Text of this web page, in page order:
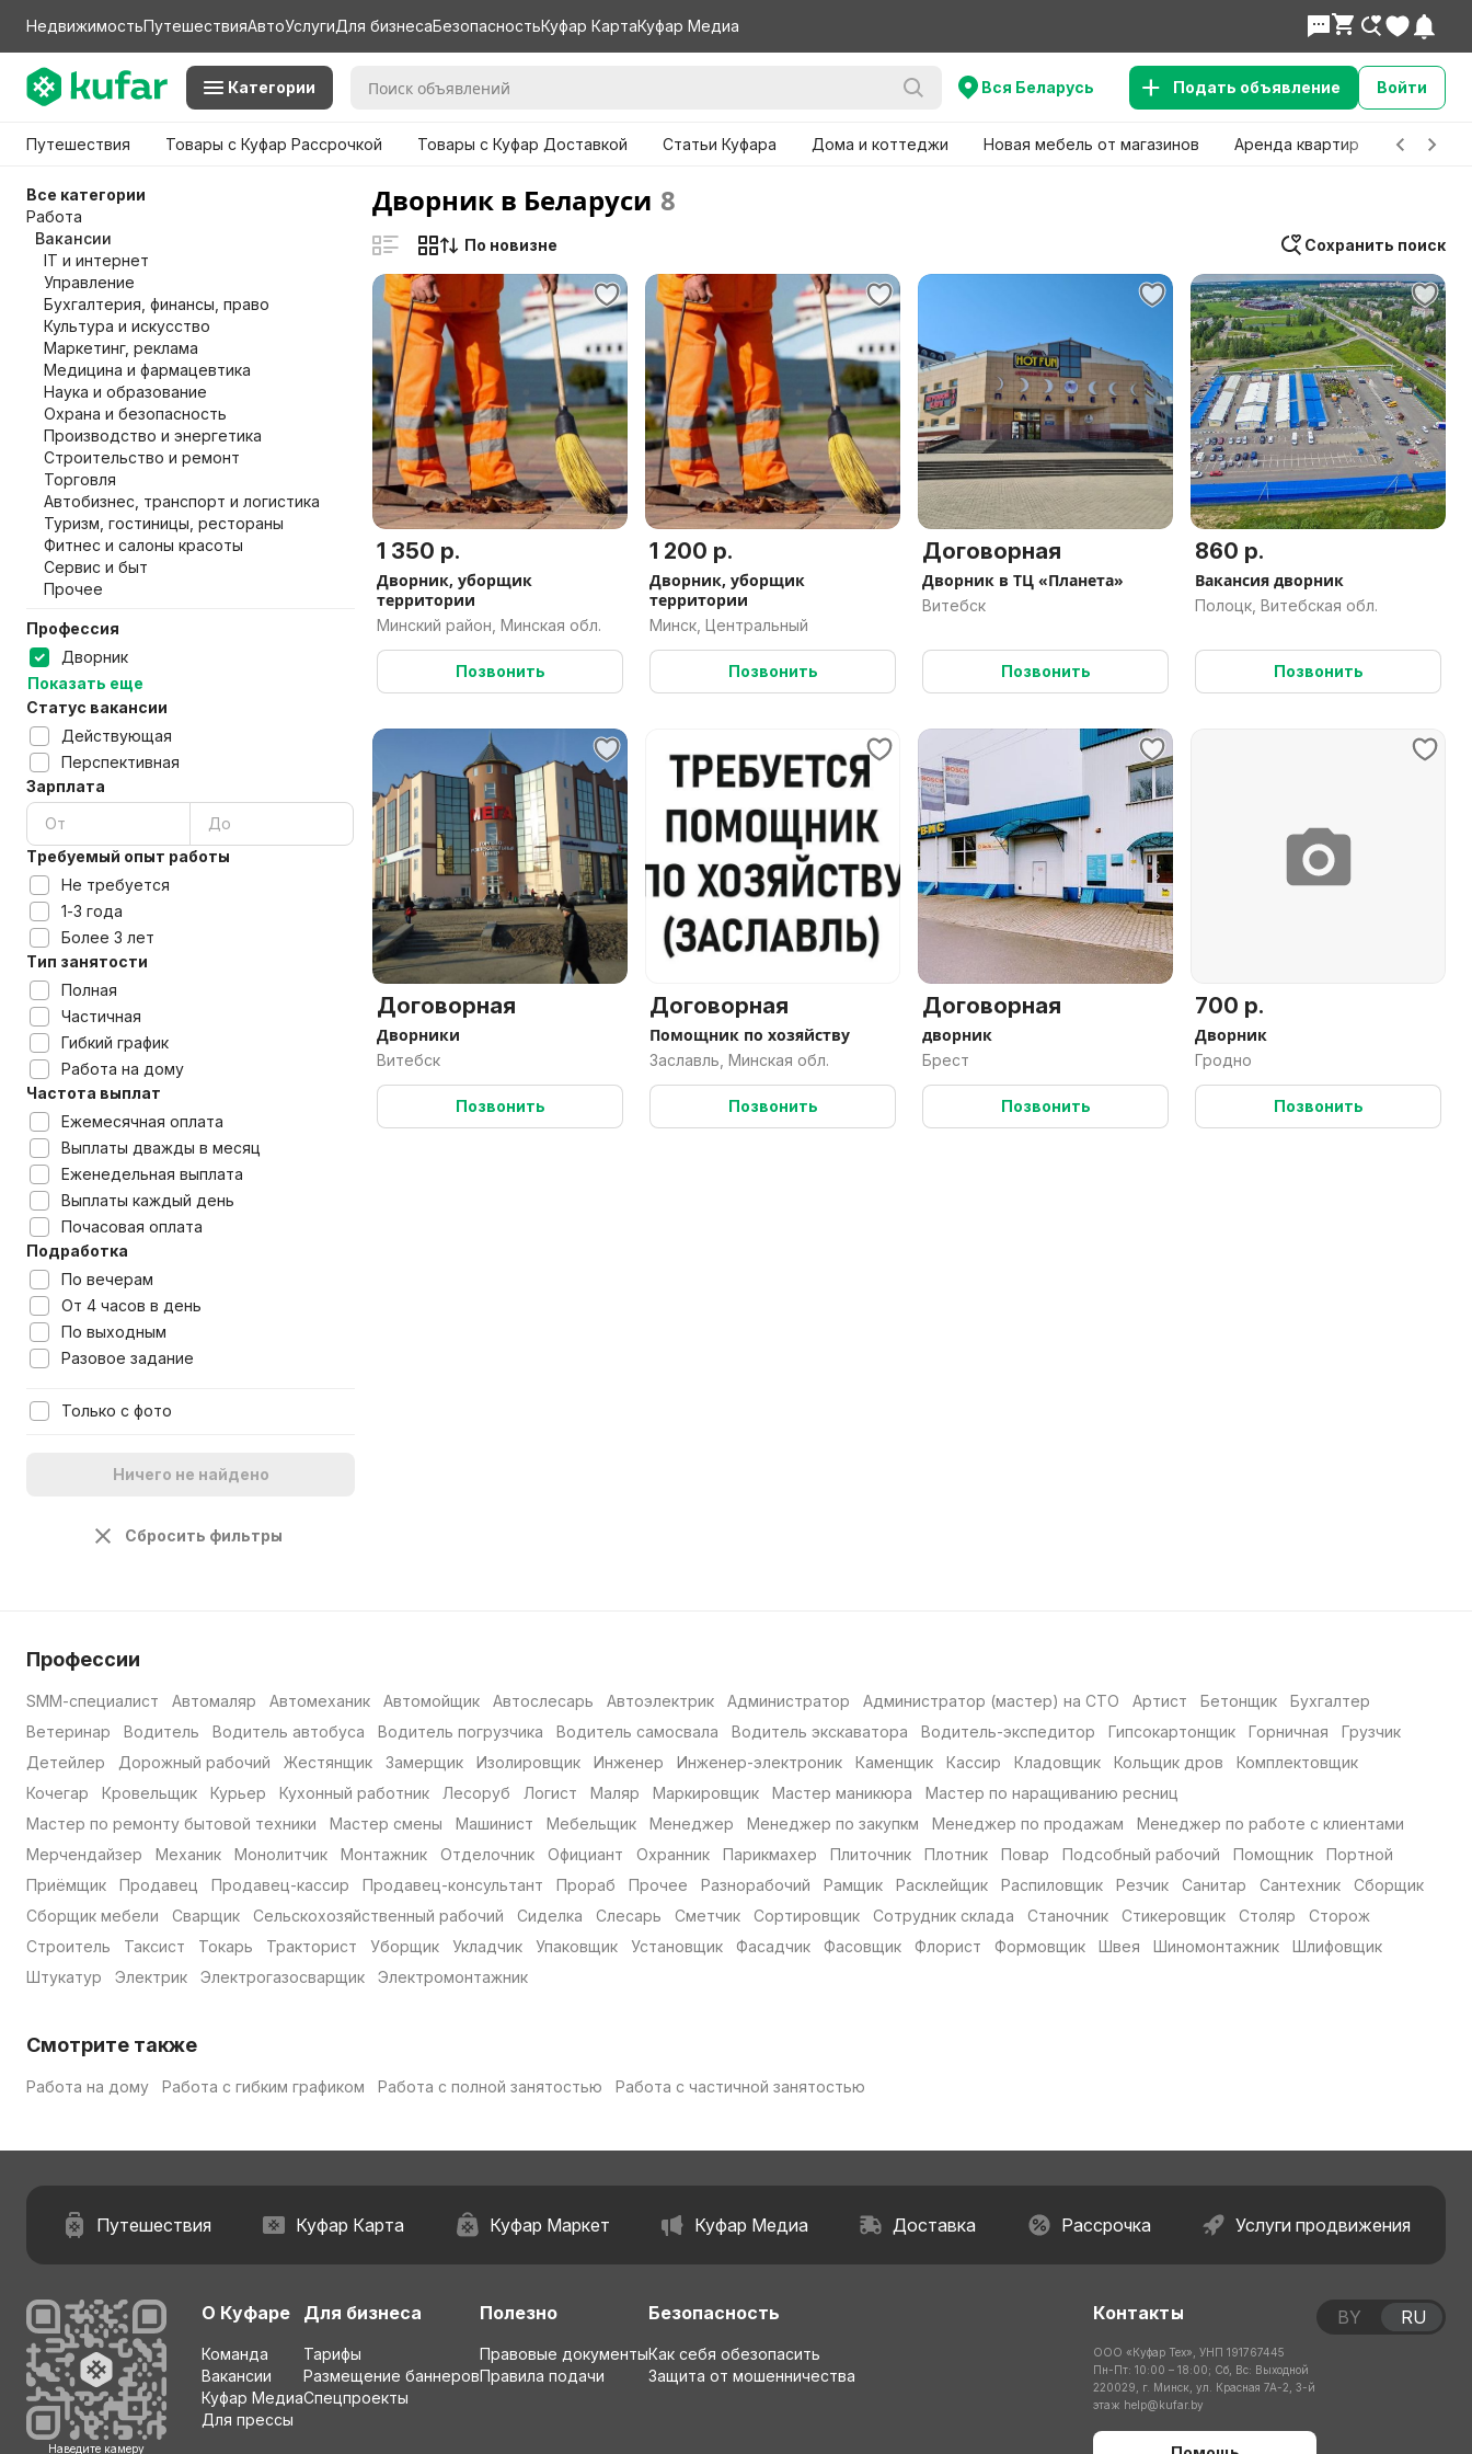
НедвижимостьПутешествияАвтоУслугиДля бизнесаБезопасностьКуфар КартаКуфар Медиа
Категории Вся Беларусь Подать объявление Войти
Путешествия Товары с Куфар Рассрочкой Товары с Куфар Доставкой Статьи Куфара Дома и коттеджи Новая мебель от магазинов Аренда квартир Детские
Все категории
Работа
Вакансии
IT и интернет
Управление
Бухгалтерия, финансы, право
Культура и искусство
Маркетинг, реклама
Медицина и фармацевтика
Наука и образование
Охрана и безопасность
Производство и энергетика
Строительство и ремонт
Торговля
Автобизнес, транспорт и логистика
Туризм, гостиницы, рестораны
Фитнес и салоны красоты
Сервис и быт
Прочее
Профессия
Дворник
Показать еще
Статус вакансии
Действующая
Перспективная
Зарплата
Требуемый опыт работы
Не требуется
1-3 года
Более 3 лет
Тип занятости
Полная
Частичная
Гибкий график
Работа на дому
Частота выплат
Ежемесячная оплата
Выплаты дважды в месяц
Еженедельная выплата
Выплаты каждый день
Почасовая оплата
Подработка
По вечерам
От 4 часов в день
По выходным
Разовое задание
Только с фото
Ничего не найдено
Сбросить фильтры
Дворник в Беларуси 8
Сохранить поиск
По новизне
1 350 р.
Дворник, уборщик
территории
Минский район, Минская обл.
Позвонить
1 200 р.
Дворник, уборщик
территории
Минск, Центральный
Позвонить
Договорная
Дворник в ТЦ «Планета»
Витебск
Позвонить
860 р.
Вакансия дворник
Полоцк, Витебская обл.
Позвонить
Договорная
Дворники
Витебск
Позвонить
Договорная
Помощник по хозяйству
Заславль, Минская обл.
Позвонить
Договорная
дворник
Брест
Позвонить
700 р.
Дворник
Гродно
Позвонить
Профессии
SMM-специалист Автомаляр Автомеханик Автомойщик Автослесарь Автоэлектрик Администратор Администратор (мастер) на СТО Артист Бетонщик
Бухгалтер
Ветеринар
Водитель Водитель автобуса Водитель погрузчика Водитель самосвала Водитель экскаватора Водитель-экспедитор Гипсокартонщик Горничная
Грузчик
Детейлер
Дорожный рабочий Жестянщик Замерщик Изолировщик Инженер Инженер-электроник Каменщик Кассир Кладовщик Кольщик дров
Комплектовщик
Кочегар
Кровельщик Курьер Кухонный работник Лесоруб Логист Маляр Маркировщик Мастер маникюра
Мастер по наращиванию ресниц
Мастер по ремонту бытовой техники
Мастер смены Машинист Мебельщик Менеджер Менеджер по закупкм Менеджер по продажам
Менеджер по работе с клиентами
Мерчендайзер
Механик Монолитчик Монтажник Отделочник Официант Охранник Парикмахер Плиточник Плотник Повар Подсобный рабочий Помощник
Портной
Приёмщик
Продавец Продавец-кассир Продавец-консультант Прораб Прочее Разнорабочий Рамщик Расклейщик Распиловщик Резчик Санитар Сантехник
Сборщик
Сборщик мебели
Сварщик Сельскохозяйственный рабочий Сиделка Слесарь Сметчик Сортировщик Сотрудник склада Станочник Стикеровщик Столяр
Сторож
Строитель
Таксист Токарь Тракторист Уборщик Укладчик Упаковщик Установщик Фасадчик Фасовщик Флорист Формовщик Швея Шиномонтажник
Шлифовщик
Штукатур
Электрик Электрогазосварщик Электромонтажник
Смотрите также
Работа на дому Работа с гибким графиком Работа с полной занятостью Работа с частичной занятостью
Путешествия Куфар Карта Куфар Маркет Куфар Медиа Доставка Рассрочка Услуги продвижения
Наведите камеру
О Куфаре
Команда
Вакансии
Куфар Медиа
Для прессы
Для бизнеса
Тарифы
Размещение баннеров
Спецпроекты
Полезно
Правовые документы
Правила подачи
Безопасность
Как себя обезопасить
Защита от мошенничества
Контакты
ООО «Куфар Тех», УНП 191767445
Пн-Пт: 10:00 – 18:00; Сб, Вс: Выходной
220029, г. Минск, ул. Красная 7А-2, 3-й
этаж help@kufar.by
BY RU